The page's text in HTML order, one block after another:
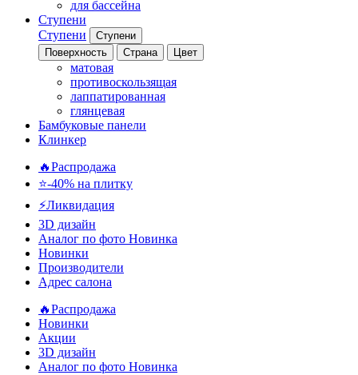
для бассейна
Ступени
Ступени
Ступени
Поверхность
Страна Цвет
матовая
противоскользящая
лаппатированная
глянцевая
Бамбуковые панели
Клинкер
🔥Распродажа
⭐-40% на плитку
⚡️Ликвидация
3D дизайн
Аналог по фото Новинка
Новинки
Производители
Адрес салона
🔥Распродажа
Новинки
Акции
3D дизайн
Аналог по фото Новинка